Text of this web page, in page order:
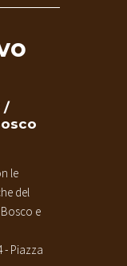
/
le
del
e
- Piazza